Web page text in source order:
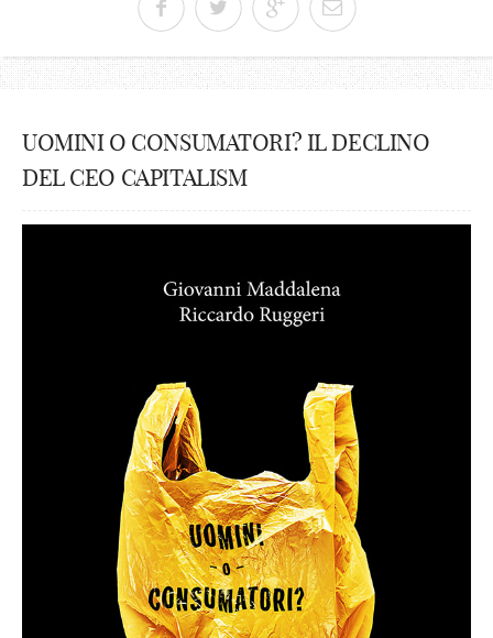
UOMINI O CONSUMATORI? IL DECLINO
DEL CEO CAPITALISM